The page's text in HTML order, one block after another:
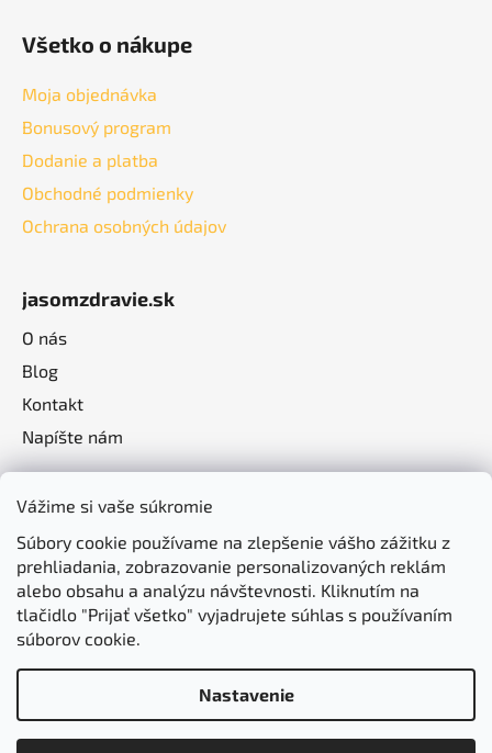
Vážime si vaše súkromie
Súbory cookie používame na zlepšenie vášho zážitku z
prehliadania, zobrazovanie personalizovaných reklám
alebo obsahu a analýzu návštevnosti. Kliknutím na
tlačidlo "Prijať všetko" vyjadrujete súhlas s používaním
súborov cookie.
Nastavenie
Všetko o nákupe
Moja objednávka
Bonusový program
Dodanie a platba
Obchodné podmienky
Ochrana osobných údajov
jasomzdravie.sk
O nás
Blog
Kontakt
Napíšte nám
Vytvoril Shoptet